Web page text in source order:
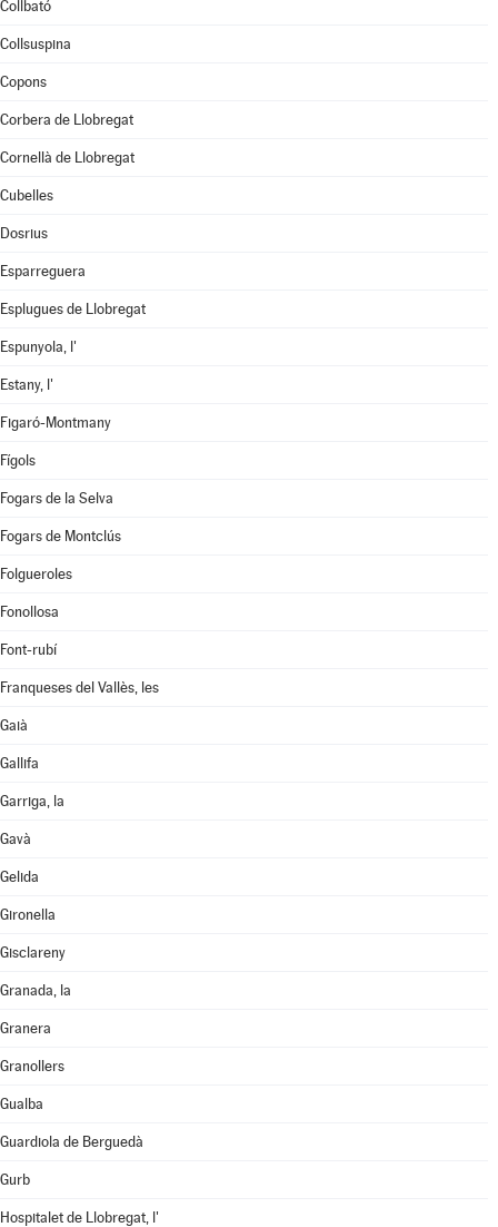
Collbató
Collsuspina
Copons
Corbera de Llobregat
Cornellà de Llobregat
Cubelles
Dosrius
Esparreguera
Esplugues de Llobregat
Espunyola, l'
Estany, l'
Figaró-Montmany
Fígols
Fogars de la Selva
Fogars de Montclús
Folgueroles
Fonollosa
Font-rubí
Franqueses del Vallès, les
Gaià
Gallifa
Garriga, la
Gavà
Gelida
Gironella
Gisclareny
Granada, la
Granera
Granollers
Gualba
Guardiola de Berguedà
Gurb
Hospitalet de Llobregat, l'